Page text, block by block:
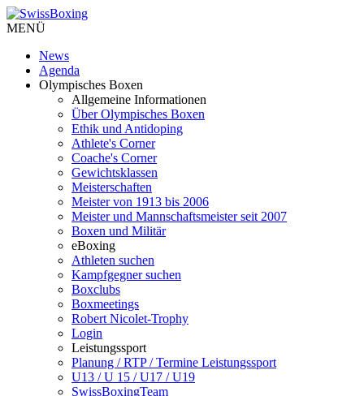
MENÜ
News
Agenda
Olympisches Boxen
Allgemeine Informationen
Über Olympisches Boxen
Ethik und Antidoping
Athlete's Corner
Coache's Corner
Gewichtsklassen
Meisterschaften
Meister von 1913 bis 2006
Meister und Mannschaftsmeister seit 2007
Boxen und Militär
eBoxing
Athleten suchen
Kampfgegner suchen
Boxclubs
Boxmeetings
Robert Nicolet-Trophy
Login
Leistungssport
Planung / RTP / Termine Leistungssport
U13 / U 15 / U17 / U19
SwissBoxingTeam